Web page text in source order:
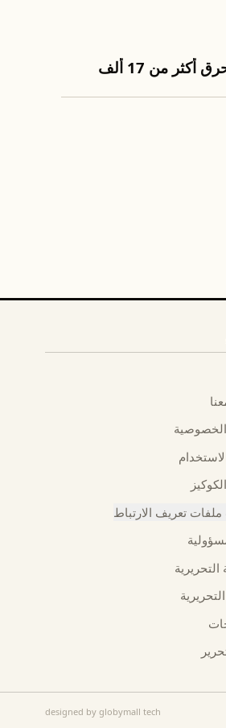
موجات حر ونيران تحرق أكثر من 17 ألف
ملفات تعريف الارتباط
designed by globymall tech